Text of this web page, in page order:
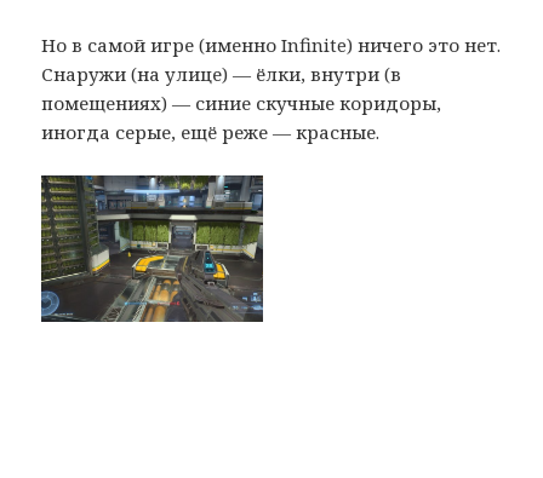
Но в самой игре (именно Infinite) ничего это нет.
Снаружи (на улице) — ёлки, внутри (в
помещениях) — синие скучные коридоры,
иногда серые, ещё реже — красные.